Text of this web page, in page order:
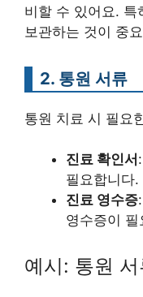
비할 수 있어요. 특
보관하는 것이 중
2. 통원 서류
통원 치료 시 필요
진료 확인서
필요합니다.
진료 영수증
영수증이 필
예시: 통원